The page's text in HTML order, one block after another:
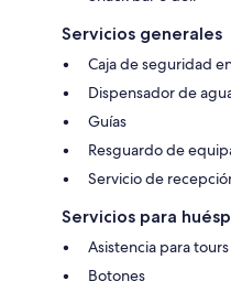
Servicios generales
Caja de seguridad
Dispensador de
Guías
Resguardo de
Servicio de
Servicios para
Asistencia para
Botones